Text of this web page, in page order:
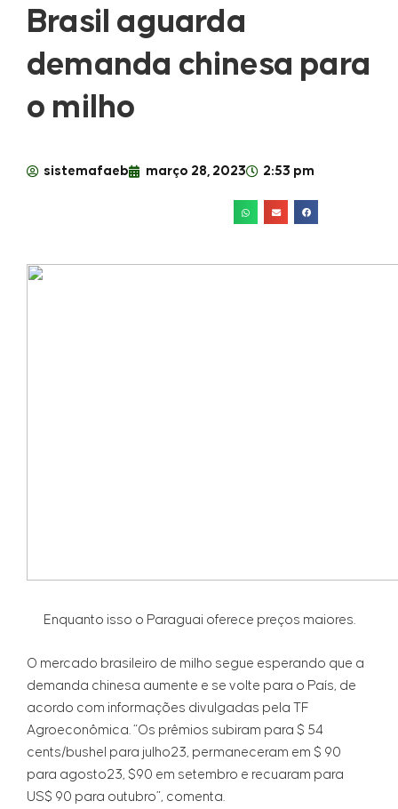
Brasil aguarda
demanda chinesa para
o milho
sistemafaeb março 28, 2023 2:53 pm
Enquanto isso o Paraguai oferece preços maiores.
O mercado brasileiro de milho segue esperando que a
demanda chinesa aumente e se volte para o País, de
acordo com informações divulgadas pela TF
Agroeconômica. “Os prêmios subiram para $ 54
cents/bushel para julho23, permaneceram em $ 90
para agosto23, $90 em setembro e recuaram para
US$ 90 para outubro”, comenta.